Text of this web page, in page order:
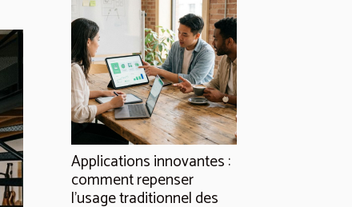
Applications innovantes :
comment repenser
l’usage traditionnel des